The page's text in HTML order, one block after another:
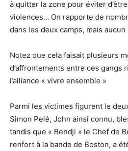
à quitter la zone pour éviter
violences… On rapporte de
dans les deux camps, mais
Notez que cela faisait plusieurs
d’affrontements entre ces gangs
l’alliance « vivre ensemble »
Parmi les victimes figurent le
Simon Pelé, John ainsi connu,
tandis que « Bendji » le Chef de
renfort à la bande de Boston, a